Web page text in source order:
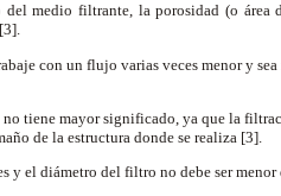
medio filtrante, la porosidad (o área
con un flujo varias veces menor y
tiene mayor significado, ya que la
de la estructura donde se realiza [3].
y el diámetro del filtro no debe ser menor